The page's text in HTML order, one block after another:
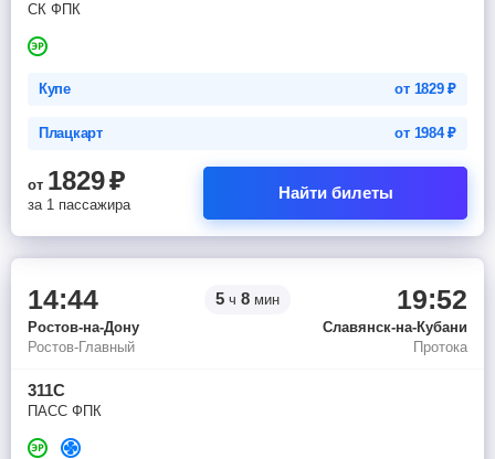
СК ФПК
Купе от 1829₽
Плацкарт от 1984₽
от 1829₽
за 1 пассажира
Найти билеты
14:44 5 ч 8 мин 19:52
Ростов-на-Дону
Славянск-на-Кубани
Ростов-Главный
Протока
311С
ПАСС ФПК